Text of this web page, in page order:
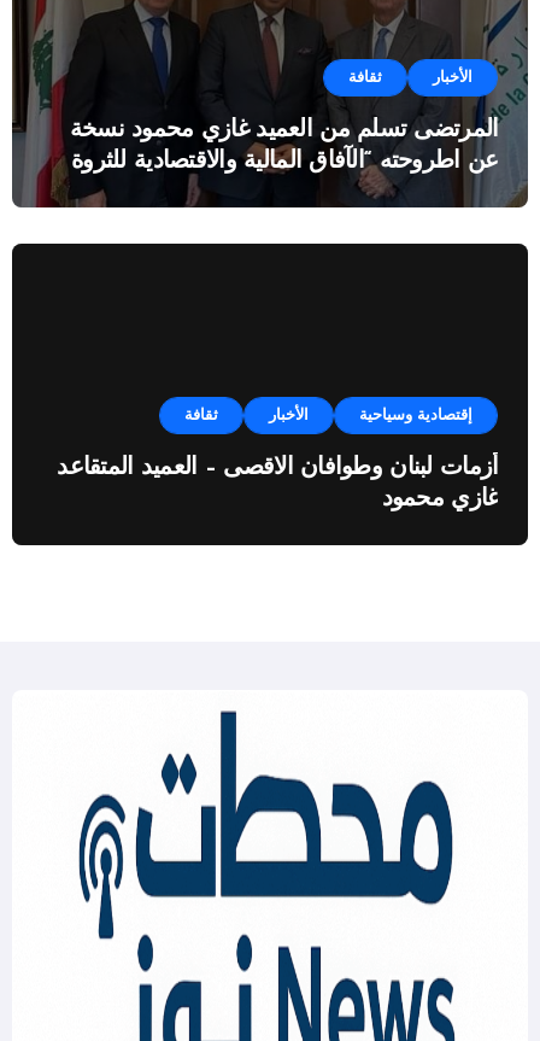
الأخبار ثقافة
المرتضى تسلم من العميد غازي محمود نسخة
عن اطروحته “الآفاق المالية والاقتصادية للثروة
إقتصادية وسياحية الأخبار ثقافة
أزمات لبنان وطوافان الاقصى – العميد المتقاعد
غازي محمود